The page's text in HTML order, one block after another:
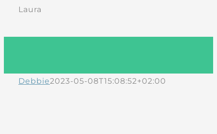
Laura
Debbie2023-05-08T15:08:52+02:00